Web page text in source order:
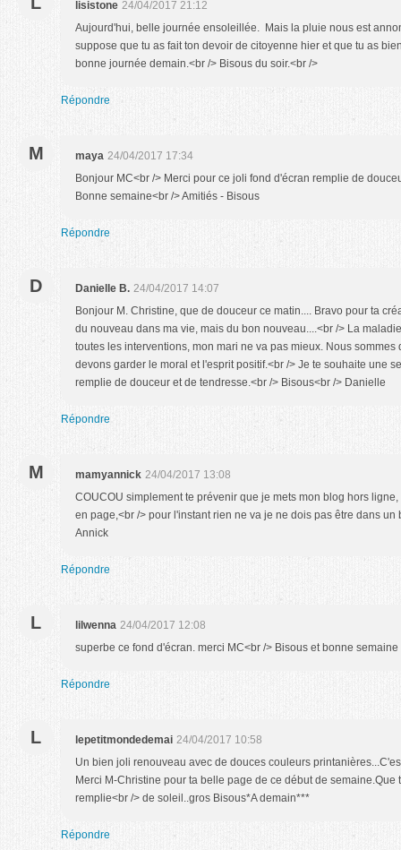
lisistone 24/04/2017 21:12
Aujourd'hui, belle journée ensoleillée. Mais la pluie nous est
suppose que tu as fait ton devoir de citoyenne hier et que tu as
bonne journée demain.<br /> Bisous du soir.<br />
Répondre
M maya 24/04/2017 17:34
Bonjour MC<br /> Merci pour ce joli fond d'écran remplie de
Bonne semaine<br /> Amitiés - Bisous
Répondre
D Danielle B. 24/04/2017 14:07
Bonjour M. Christine, que de douceur ce matin.... Bravo pour ta
du nouveau dans ma vie, mais du bon nouveau....<br /> La
toutes les interventions, mon mari ne va pas mieux. Nous
devons garder le moral et l'esprit positif.<br /> Je te souhaite une
remplie de douceur et de tendresse.<br /> Bisous<br /> Danielle
Répondre
M mamyannick 24/04/2017 13:08
COUCOU simplement te prévenir que je mets mon blog hors
en page,<br /> pour l'instant rien ne va je ne dois pas être dans
Annick
Répondre
L lilwenna 24/04/2017 12:08
superbe ce fond d'écran. merci MC<br /> Bisous et bonne semaine
Répondre
L lepetitmondedemai 24/04/2017 10:58
Un bien joli renouveau avec de douces couleurs
Merci M-Christine pour ta belle page de ce début de semaine.Que
remplie<br /> de soleil..gros Bisous*A demain***
Répondre